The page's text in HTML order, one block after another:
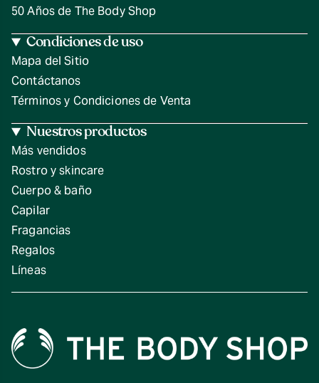
50 Años de The Body Shop
Condiciones de uso
Mapa del Sitio
Contáctanos
Términos y Condiciones de Venta
Nuestros productos
Más vendidos
Rostro y skincare
Cuerpo & baño
Capilar
Fragancias
Regalos
Líneas